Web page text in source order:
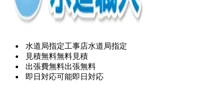
水道局指定工事店水道局指定
見積無料無料見積
出張費無料出張無料
即日対応可能即日対応